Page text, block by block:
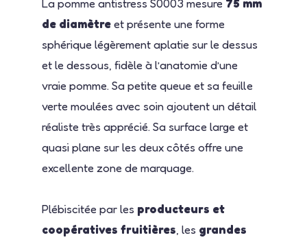
La pomme antistress S0003 mesure 75 mm
de diamètreet présente une forme
sphérique légèrement aplatie sur le dessus
et le dessous, fidèle à l’anatomie d’une
vraie pomme. Sa petite queue et sa feuille
verte moulées avec soin ajoutent un détail
réaliste très apprécié. Sa surface large et
quasi plane sur les deux côtés offre une
excellente zone de marquage.
Plébiscitée par les producteurs et
coopératives fruitières, les grandes